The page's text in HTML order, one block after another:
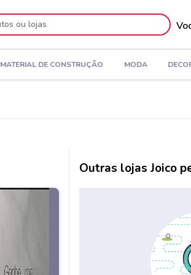
MATERIAL DE CONSTRUÇÃO MODA
Outras lojas Joico